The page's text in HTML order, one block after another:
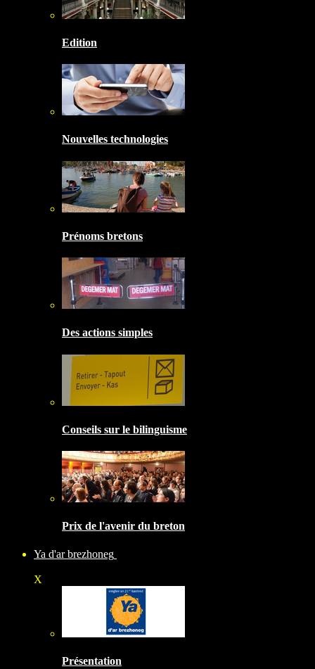
Edition
Nouvelles technologies
Prénoms bretons
Des actions simples
Conseils sur le bilinguisme
Prix de l'avenir du breton
Ya d'ar brezhoneg
X
Présentation